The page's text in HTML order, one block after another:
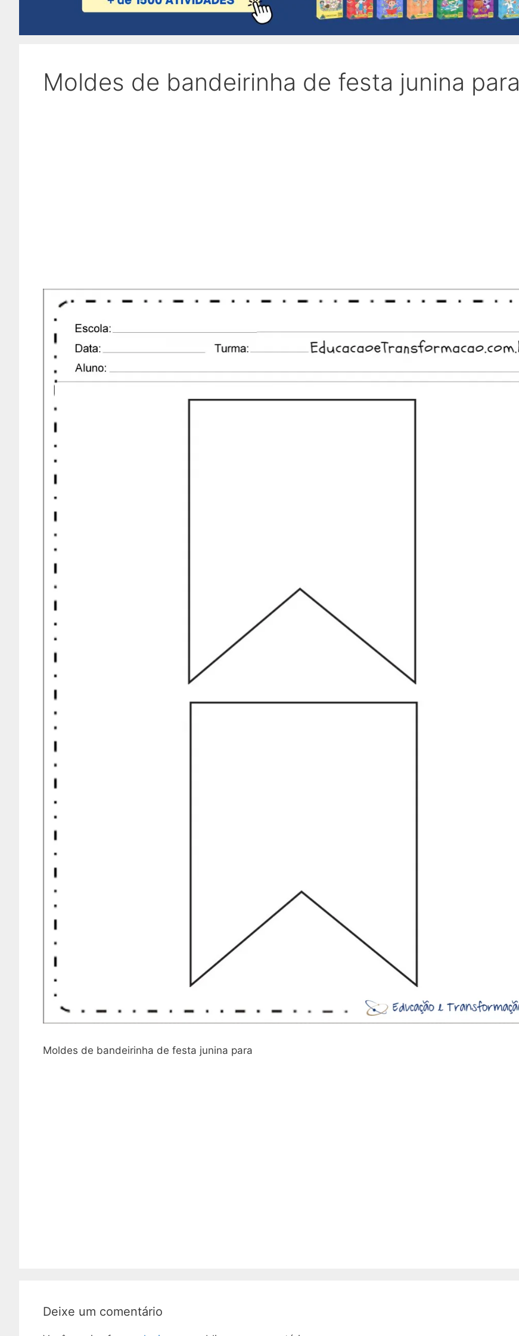
Moldes de bandeirinha de festa junina para
Moldes de bandeirinha de festa junina para
Deixe um comentário